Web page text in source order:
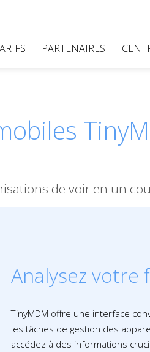
PARTENAIRES
de voir en un
Analysez
TinyMDM offre une interface
les tâches de gestion des
accédez à des informations